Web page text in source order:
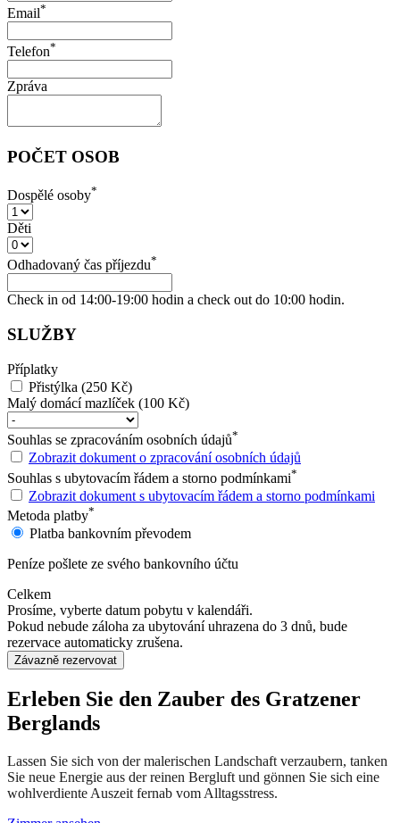
Email*
Telefon*
Zpráva
POČET OSOB
Dospělé osoby*
Děti
Odhadovaný čas příjezdu*
Check in od 14:00-19:00 hodin a check out do 10:00 hodin.
SLUŽBY
Příplatky
Přistýlka (250 Kč)
Malý domácí mazlíček (100 Kč)
Souhlas se zpracováním osobních údajů*
Zobrazit dokument o zpracování osobních údajů
Souhlas s ubytovacím řádem a storno podmínkami*
Zobrazit dokument s ubytovacím řádem a storno podmínkami
Metoda platby*
Platba bankovním převodem
Peníze pošlete ze svého bankovního účtu
Celkem
Prosíme, vyberte datum pobytu v kalendáři.
Pokud nebude záloha za ubytování uhrazena do 3 dnů, bude
rezervace automaticky zrušena.
Závazně rezervovat
Erleben Sie den Zauber des Gratzener
Berglands
Lassen Sie sich von der malerischen Landschaft verzaubern, tanken
Sie neue Energie aus der reinen Bergluft und gönnen Sie sich eine
wohlverdiente Auszeit fernab vom Alltagsstress.